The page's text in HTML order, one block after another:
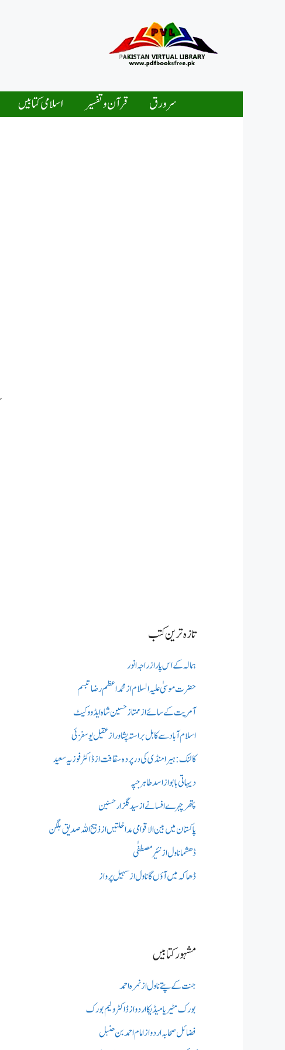
سرورق قرآن و تفسیر اسلامی کتابیں
تازہ ترین کتب
ہمالہ کے اس پار از راجہ انور
حضرت موسیٰ علیہ السلام از محمد اعظم رضا تبسم
آمریت کے سائے از ممتاز حسین شاہ ایڈووکیٹ
اسلام آباد سے کابل براستہ پشاور از عقیل یوسفزئی
کالنک: ہیرا منڈی کی در پردہ سقافت از ڈاکٹر فوزیہ سعید
دیہاتی بابو از اسد طاہر جپہ
پتھر چہرے افسانے از سید گلزار حسنین
پاکستان میں بین الاقوامی مداخلتیں از ذبیح اللہ صدیق بلگن
ڈھشما ناول از نئیر مصطفٰی
ڈھاکہ میں آؤں گا ناول از سہیل پرواز
مشہور کتابیں
جنت کے پتے ناول از نمرہ احمد
بورک مٹیریا میڈیکااردو از ڈاکٹر ولیم بورک
فضائل صحابہ اردو از امام احمد بن حنبل